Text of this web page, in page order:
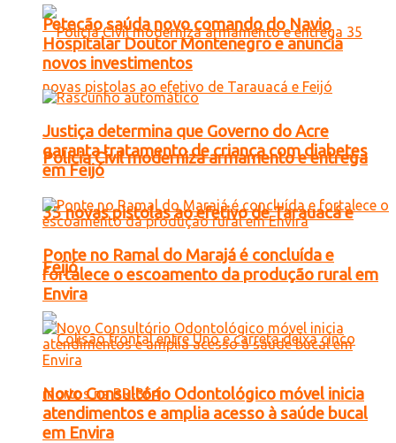
Polícia Civil moderniza armamento e entrega
35 novas pistolas ao efetivo de Tarauacá e
Feijó
Petecão saúda novo comando do Navio
Hospitalar Doutor Montenegro e anuncia
novos investimentos
Justiça determina que Governo do Acre
garanta tratamento de criança com diabetes
em Feijó
Ponte no Ramal do Marajá é concluída e
fortalece o escoamento da produção rural em
Envira
Novo Consultório Odontológico móvel inicia
atendimentos e amplia acesso à saúde bucal
em Envira